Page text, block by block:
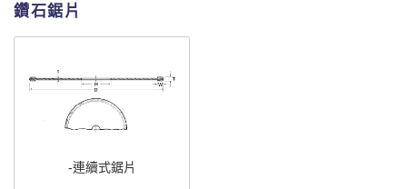
鑽石鋸片
-連續式鋸片